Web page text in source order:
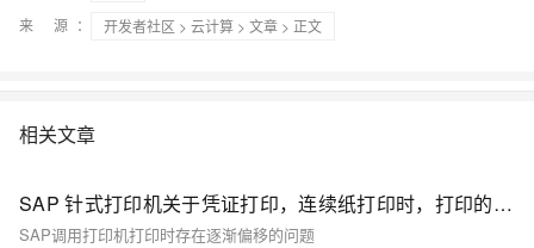
来 源：
开发者社区 > 云计算 > 文章 > 正文
相关文章
SAP 针式打印机关于凭证打印，连续纸打印时，打印的内容有空白页或逐渐偏移的现像
SAP调用打印机打印时存在逐渐偏移的问题